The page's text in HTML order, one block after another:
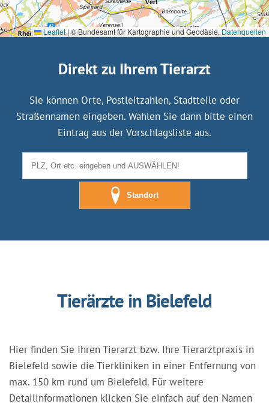
Leaflet|© Bundesamt für Kartographie und Geodäsie,Datenquellen
Direkt zu Ihrem Tierarzt
Sie können Orte, Postleitzahlen, Stadtteile oder
Straßennamen eingeben. Wählen Sie dann bitte einen
Eintrag aus der Vorschlagsliste aus.
Standort
Tierärzte in Bielefeld
Hier finden Sie Ihren Tierarzt bzw. Ihre Tierarztpraxis in
Bielefeld sowie die Tierkliniken in einer Entfernung von
max. 150 km rund um Bielefeld. Für weitere
Detailinformationen klicken Sie einfach auf den Namen